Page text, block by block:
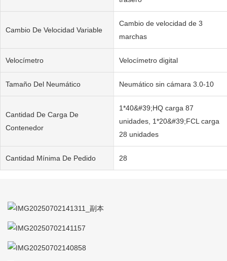
Cambio De Velocidad Variable
Cambio de velocidad de 3
marchas
Velocímetro Velocímetro digital
Tamaño Del Neumático Neumático sin cámara 3.0-10
Cantidad De Carga De
Contenedor
1*40&#39;HQ carga 87
unidades, 1*20&#39;FCL carga
28 unidades
Cantidad Mínima De Pedido 28